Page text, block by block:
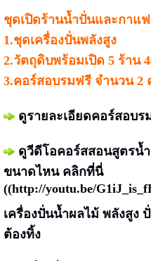
ชุดเปิดร้านน้ำปั่นและกาแ
1.ชุดเครื่องปั่นพลังสูง
2.วัตถุดิบพร้อมเปิด 5 ร้าน
3.คอร์สอบรมฟรี จำนวน 2
ดูรายละเอียดคอร์สอบร
ดูวีดีโอคอร์สสอนสูตรน้
ขนาดไหน คลิกที่นี่
((http://youtu.be/
เครื่องปั่นน้ำผลไม้ พลังสูง
ต้องทิ้ง